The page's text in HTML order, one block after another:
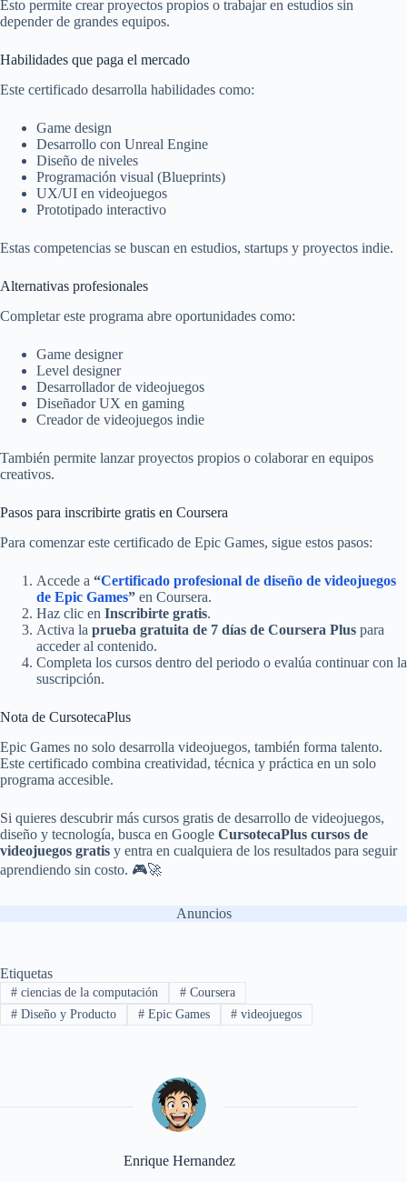
Esto permite crear proyectos propios o trabajar en estudios sin
depender de grandes equipos.
Habilidades que paga el mercado
Este certificado desarrolla habilidades como:
Game design
Desarrollo con Unreal Engine
Diseño de niveles
Programación visual (Blueprints)
UX/UI en videojuegos
Prototipado interactivo
Estas competencias se buscan en estudios, startups y proyectos indie.
Alternativas profesionales
Completar este programa abre oportunidades como:
Game designer
Level designer
Desarrollador de videojuegos
Diseñador UX en gaming
Creador de videojuegos indie
También permite lanzar proyectos propios o colaborar en equipos
creativos.
Pasos para inscribirte gratis en Coursera
Para comenzar este certificado de Epic Games, sigue estos pasos:
Accede a “Certificado profesional de diseño de videojuegos
de Epic Games” en Coursera.
Haz clic en Inscribirte gratis.
Activa la prueba gratuita de 7 días de Coursera Plus para
acceder al contenido.
Completa los cursos dentro del periodo o evalúa continuar con la
suscripción.
Nota de CursotecaPlus
Epic Games no solo desarrolla videojuegos, también forma talento.
Este certificado combina creatividad, técnica y práctica en un solo
programa accesible.
Si quieres descubrir más cursos gratis de desarrollo de videojuegos,
diseño y tecnología, busca en Google CursotecaPlus cursos de
videojuegos gratis y entra en cualquiera de los resultados para seguir
aprendiendo sin costo. 🎮🚀
Anuncios
Etiquetas
#ciencias de la computación #Coursera
#Diseño y Producto #Epic Games # videojuegos
Enrique Hernandez